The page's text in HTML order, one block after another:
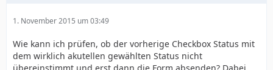
1. November 2015 um 03:49
Wie kann ich prüfen, ob der vorherige Checkbox Status mit
dem wirklich akutellen gewählten Status nicht